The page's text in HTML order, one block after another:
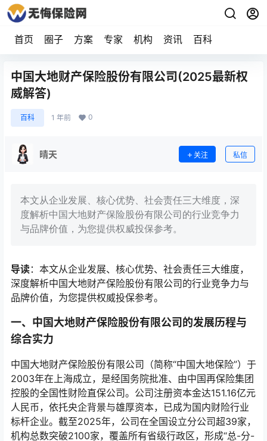
首页 圈子 方案 专家 机构 资讯 百科
中国大地财产保险股份有限公司(2025最新权
威解答)
百科 1 年前 0
晴天 关注 私信
本文从企业发展、核心优势、社会责任三大维度，深
度解析中国大地财产保险股份有限公司的行业竞争力
与品牌价值，为您提供权威投保参考。
导读：本文从企业发展、核心优势、社会责任三大维度，
深度解析中国大地财产保险股份有限公司的行业竞争力与
品牌价值，为您提供权威投保参考。
一、中国大地财产保险股份有限公司的发展历程与
综合实力
中国大地财产保险股份有限公司（简称“中国大地保险”）于
2003年在上海成立，是经国务院批准、由中国再保险集团
控股的全国性财险直保公司。公司注册资本金达151.16亿元
人民币，依托央企背景与雄厚资本，已成为国内财险行业
标杆企业。截至2025年，公司在全国设立分公司超39家，
机构总数突破2100家，覆盖所有省级行政区，形成“总-分-